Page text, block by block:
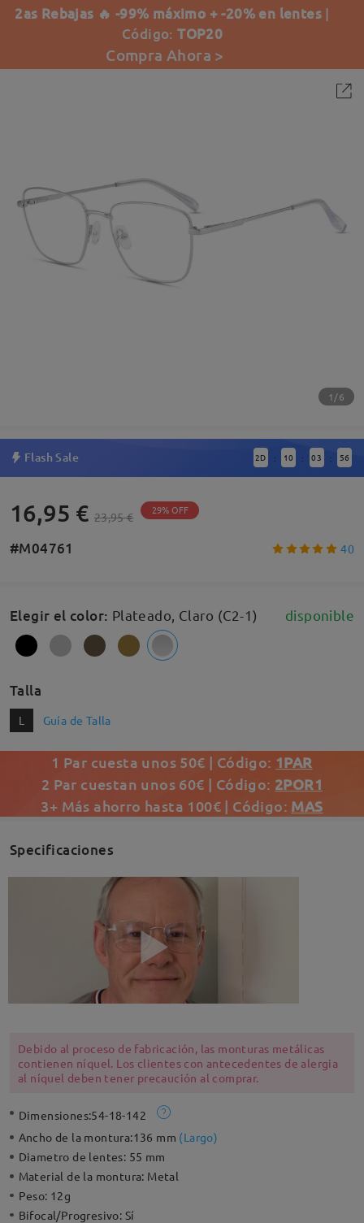
2as Rebajas 🔥 -99% máximo + -20% en lentes |
Código:TOP20
Compra Ahora >
1/6
Flash Sale 2D : 10 : 03 : 56
16,95 € 23,95 € 29% OFF
#M04761 40
Elegir el color: Plateado, Claro (C2-1) disponible
Talla
L Guía de Talla
1 Par cuesta unos 50€ | Código: 1PAR
2 Par cuestan unos 60€ | Código: 2POR1
3+ Más ahorro hasta 100€ | Código: MAS
Specificaciones
Debido al proceso de fabricación, las monturas metálicas
contienen níquel. Los clientes con antecedentes de alergia
al níquel deben tener precaución al comprar.
Dimensiones:54-18-142
Ancho de la montura:136 mm (Largo)
Diametro de lentes: 55 mm
Material de la montura: Metal
Peso: 12g
Bifocal/Progresivo: Sí